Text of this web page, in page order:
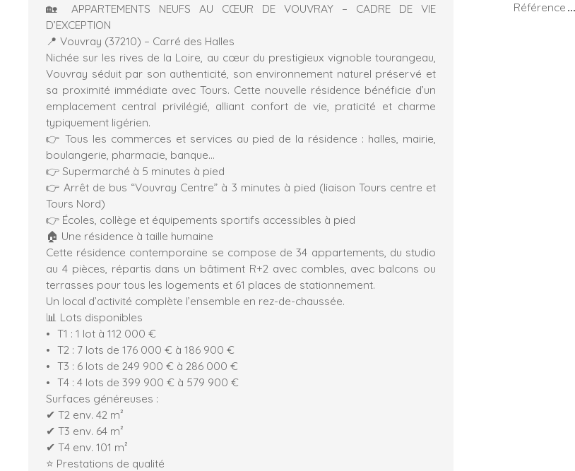
🏡 APPARTEMENTS NEUFS AU CŒUR DE VOUVRAY – CADRE DE VIE
D’EXCEPTION
📍 Vouvray (37210) – Carré des Halles
Nichée sur les rives de la Loire, au cœur du prestigieux vignoble tourangeau,
Vouvray séduit par son authenticité, son environnement naturel préservé et
sa proximité immédiate avec Tours. Cette nouvelle résidence bénéficie d’un
emplacement central privilégié, alliant confort de vie, praticité et charme
typiquement ligérien.
👉 Tous les commerces et services au pied de la résidence : halles, mairie,
boulangerie, pharmacie, banque…
👉 Supermarché à 5 minutes à pied
👉 Arrêt de bus “Vouvray Centre” à 3 minutes à pied (liaison Tours centre et
Tours Nord)
👉 Écoles, collège et équipements sportifs accessibles à pied
🏠 Une résidence à taille humaine
Cette résidence contemporaine se compose de 34 appartements, du studio
au 4 pièces, répartis dans un bâtiment R+2 avec combles, avec balcons ou
terrasses pour tous les logements et 61 places de stationnement.
Un local d’activité complète l’ensemble en rez-de-chaussée.
📊 Lots disponibles
T1 : 1 lot à 112 000 €
T2 : 7 lots de 176 000 € à 186 900 €
T3 : 6 lots de 249 900 € à 286 000 €
T4 : 4 lots de 399 900 € à 579 900 €
Surfaces généreuses :
✔ T2 env. 42 m²
✔ T3 env. 64 m²
✔ T4 env. 101 m²
⭐ Prestations de qualité
Référence